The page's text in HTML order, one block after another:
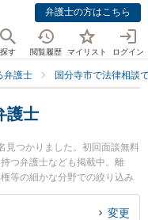
弁護士の方はこちら
探す 閲覧履歴 マイリスト ログイン
弁護士 国分寺市で法律相談
護士
見つかりました。初回面談無料
つ弁護士なども掲載中。離
等の細かな分野での絞り込み
合法律事務所 国分寺オフィス
所 国分寺事務所の清水 裕二
変更